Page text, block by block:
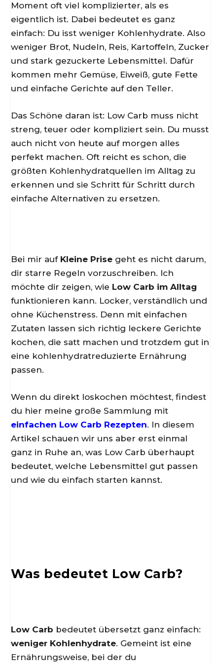
Moment oft viel komplizierter, als es
eigentlich ist. Dabei bedeutet es ganz
einfach: Du isst weniger Kohlenhydrate. Also
weniger Brot, Nudeln, Reis, Kartoffeln, Zucker
und stark gezuckerte Lebensmittel. Dafür
kommen mehr Gemüse, Eiweiß, gute Fette
und einfache Gerichte auf den Teller.
Das Schöne daran ist: Low Carb muss nicht
streng, teuer oder kompliziert sein. Du musst
auch nicht von heute auf morgen alles
perfekt machen. Oft reicht es schon, die
größten Kohlenhydratquellen im Alltag zu
erkennen und sie Schritt für Schritt durch
einfache Alternativen zu ersetzen.
Bei mir auf Kleine Prise geht es nicht darum,
dir starre Regeln vorzuschreiben. Ich
möchte dir zeigen, wie Low Carb im Alltag
funktionieren kann. Locker, verständlich und
ohne Küchenstress. Denn mit einfachen
Zutaten lassen sich richtig leckere Gerichte
kochen, die satt machen und trotzdem gut in
eine kohlenhydratreduzierte Ernährung
passen.
Wenn du direkt loskochen möchtest, findest
du hier meine große Sammlung mit
einfachen Low Carb Rezepten. In diesem
Artikel schauen wir uns aber erst einmal
ganz in Ruhe an, was Low Carb überhaupt
bedeutet, welche Lebensmittel gut passen
und wie du einfach starten kannst.
Was bedeutet Low Carb?
Low Carb bedeutet übersetzt ganz einfach:
weniger Kohlenhydrate. Gemeint ist eine
Ernährungsweise, bei der du